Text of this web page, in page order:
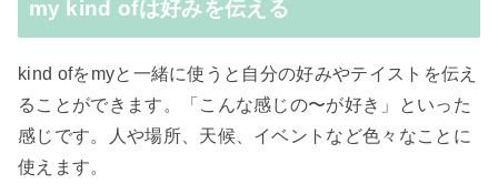
my kind ofは好みを伝える
kind ofをmyと一緒に使うと自分の好みやテイストを伝え
ることができます。「こんな感じの〜が好き」といった
感じです。人や場所、天候、イベントなど色々なことに
使えます。